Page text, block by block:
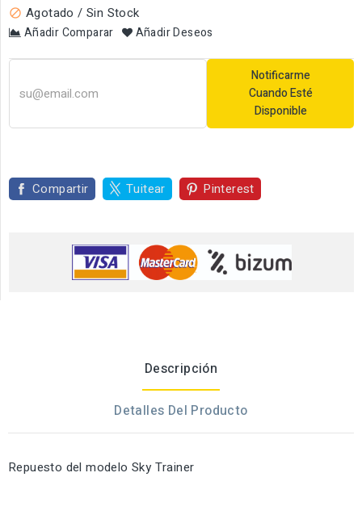
 Agotado / Sin Stock
Añadir Comparar Añadir Deseos
Notificarme
Cuando Esté
Disponible
Compartir Tuitear Pinterest
Descripción
Detalles Del Producto
Repuesto del modelo Sky Trainer